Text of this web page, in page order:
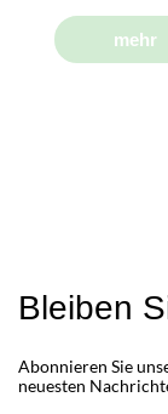
mehr
Bleiben
Abonnieren Sie
neuesten